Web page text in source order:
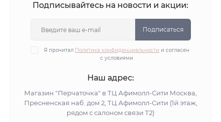
Подписывайтесь на новости и акции:
Подписаться
Я прочитал Политика конфиденциальности и согласен
с условиями
Наш адрес:
Магазин "Перчаточка" в ТЦ Афимолл-Сити Москва,
Пресненская наб. дом 2, ТЦ Афимолл-Сити (1й этаж,
рядом с салоном связи Т2)